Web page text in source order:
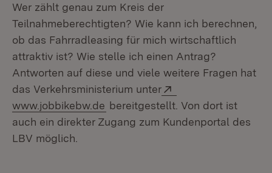
Wer zählt genau zum Kreis der
Teilnahmeberechtigten? Wie kann ich berechnen,
ob das Fahrradleasing für mich wirtschaftlich
attraktiv ist? Wie stelle ich einen Antrag?
Antworten auf diese und viele weitere Fragen hat
das Verkehrsministerium unter
www.jobbikebw.de (Öffnet in neuem Fenster)
bereitgestellt. Von dort ist
auch ein direkter Zugang zum Kundenportal des
LBV möglich.